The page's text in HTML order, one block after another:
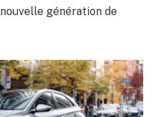
génération de